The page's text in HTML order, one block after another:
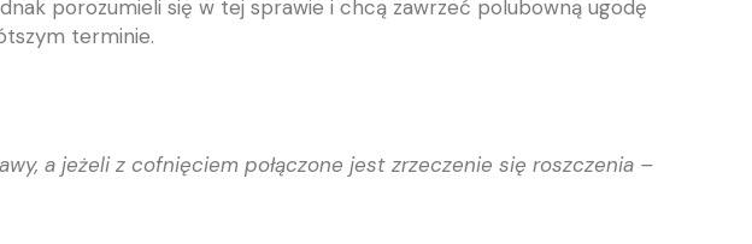
porozumieli się w tej sprawie i chcą zawrzeć polubowną ugodę
terminie.
a jeżeli z cofnięciem połączone jest zrzeczenie się roszczenia –